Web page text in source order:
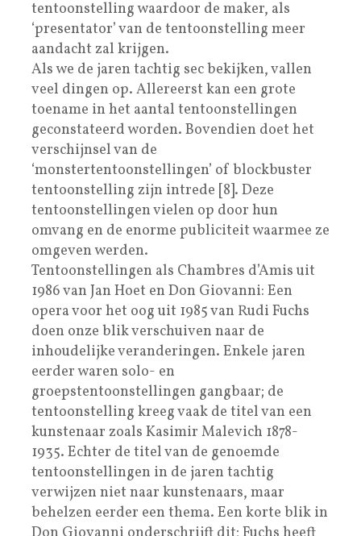
tentoonstelling waardoor de maker, als
‘presentator’ van de tentoonstelling meer
aandacht zal krijgen.
Als we de jaren tachtig sec bekijken, vallen
veel dingen op. Allereerst kan een grote
toename in het aantal tentoonstellingen
geconstateerd worden. Bovendien doet het
verschijnsel van de
‘monstertentoonstellingen’ of blockbuster
tentoonstelling zijn intrede [8]. Deze
tentoonstellingen vielen op door hun
omvang en de enorme publiciteit waarmee ze
omgeven werden.
Tentoonstellingen als Chambres d’Amis uit
1986 van Jan Hoet en Don Giovanni: Een
opera voor het oog uit 1985 van Rudi Fuchs
doen onze blik verschuiven naar de
inhoudelijke veranderingen. Enkele jaren
eerder waren solo- en
groepstentoonstellingen gangbaar; de
tentoonstelling kreeg vaak de titel van een
kunstenaar zoals Kasimir Malevich 1878-
1935. Echter de titel van de genoemde
tentoonstellingen in de jaren tachtig
verwijzen niet naar kunstenaars, maar
behelzen eerder een thema. Een korte blik in